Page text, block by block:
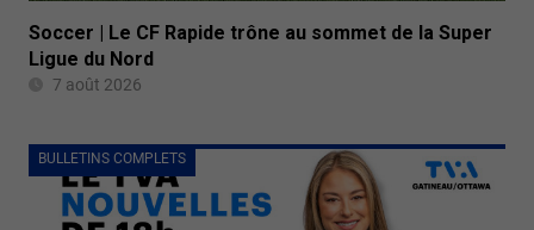
Soccer | Le CF Rapide trône au sommet de la Super
Ligue du Nord
7 août 2026
BULLETINS COMPLETS